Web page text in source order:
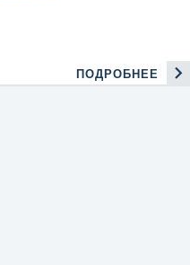
ПОДРОБНЕЕ